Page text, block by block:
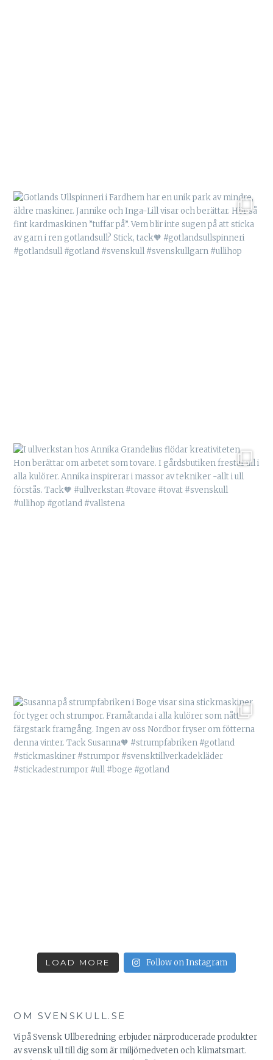
LOAD MORE Follow on Instagram
OM SVENSKULL.SE
Vi på Svensk Ullberedning erbjuder närproducerade produkter
av svensk ull till dig som är miljömedveten och klimatsmart.